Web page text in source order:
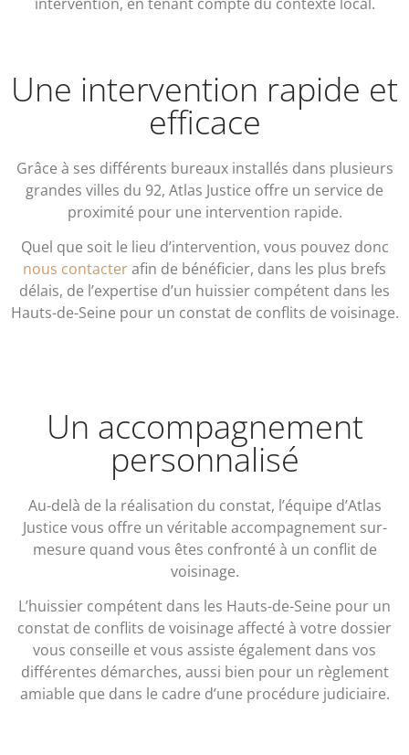
Une intervention rapide et
efficace
Grâce à ses différents bureaux installés dans plusieurs
grandes villes du 92, Atlas Justice offre un service de
proximité pour une intervention rapide.
Quel que soit le lieu d’intervention, vous pouvez donc
nous contacterafin de bénéficier, dans les plus brefs
délais, de l’expertise d’un huissier compétent dans les
Hauts-de-Seine pour un constat de conflits de voisinage.
Un accompagnement
personnalisé
Au-delà de la réalisation du constat, l’équipe d’Atlas
Justice vous offre un véritable accompagnement sur-
mesure quand vous êtes confronté à un conflit de
voisinage.
L’huissier compétent dans les Hauts-de-Seine pour un
constat de conflits de voisinage affecté à votre dossier
vous conseille et vous assiste également dans vos
différentes démarches, aussi bien pour un règlement
amiable que dans le cadre d’une procédure judiciaire.